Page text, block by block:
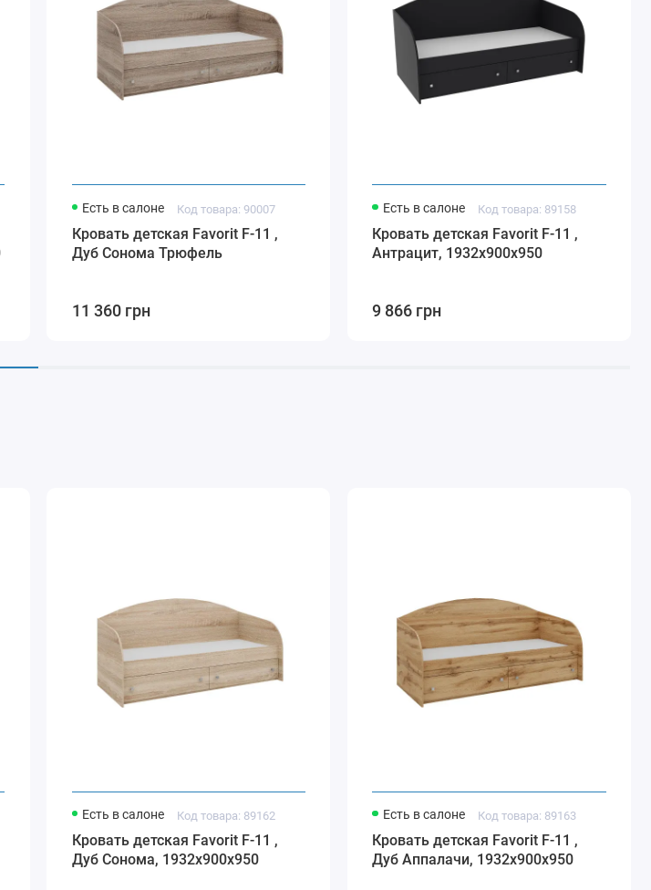
Есть в салоне Код товара: 90007
Кровать детская Favorit F-11 ,
Дуб Сонома Трюфель
11 360 грн
Есть в салоне Код товара: 89158
Кровать детская Favorit F-11 ,
Антрацит, 1932х900х950
9 866 грн
Есть в салоне Код товара: 89162
Кровать детская Favorit F-11 ,
Дуб Cонома, 1932х900х950
Есть в салоне Код товара: 89163
Кровать детская Favorit F-11 ,
Дуб Аппалачи, 1932х900х950